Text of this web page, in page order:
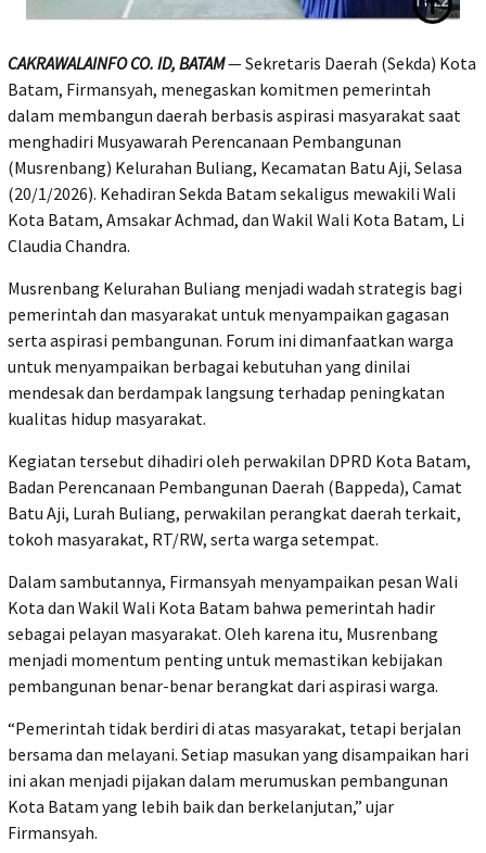
CAKRAWALAINFO CO. ID, BATAM— Sekretaris Daerah (Sekda) Kota
Batam, Firmansyah, menegaskan komitmen pemerintah
dalam membangun daerah berbasis aspirasi masyarakat saat
menghadiri Musyawarah Perencanaan Pembangunan
(Musrenbang) Kelurahan Buliang, Kecamatan Batu Aji, Selasa
(20/1/2026). Kehadiran Sekda Batam sekaligus mewakili Wali
Kota Batam, Amsakar Achmad, dan Wakil Wali Kota Batam, Li
Claudia Chandra.
Musrenbang Kelurahan Buliang menjadi wadah strategis bagi
pemerintah dan masyarakat untuk menyampaikan gagasan
serta aspirasi pembangunan. Forum ini dimanfaatkan warga
untuk menyampaikan berbagai kebutuhan yang dinilai
mendesak dan berdampak langsung terhadap peningkatan
kualitas hidup masyarakat.
Kegiatan tersebut dihadiri oleh perwakilan DPRD Kota Batam,
Badan Perencanaan Pembangunan Daerah (Bappeda), Camat
Batu Aji, Lurah Buliang, perwakilan perangkat daerah terkait,
tokoh masyarakat, RT/RW, serta warga setempat.
Dalam sambutannya, Firmansyah menyampaikan pesan Wali
Kota dan Wakil Wali Kota Batam bahwa pemerintah hadir
sebagai pelayan masyarakat. Oleh karena itu, Musrenbang
menjadi momentum penting untuk memastikan kebijakan
pembangunan benar-benar berangkat dari aspirasi warga.
“Pemerintah tidak berdiri di atas masyarakat, tetapi berjalan
bersama dan melayani. Setiap masukan yang disampaikan hari
ini akan menjadi pijakan dalam merumuskan pembangunan
Kota Batam yang lebih baik dan berkelanjutan,” ujar
Firmansyah.